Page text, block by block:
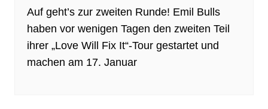
Auf geht’s zur zweiten Runde! Emil Bulls
haben vor wenigen Tagen den zweiten Teil
ihrer „Love Will Fix It“-Tour gestartet und
machen am 17. Januar